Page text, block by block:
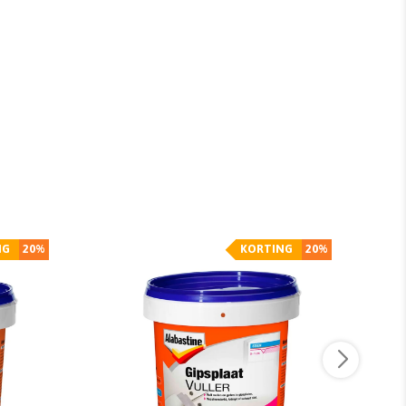
20% 20%
KORTING